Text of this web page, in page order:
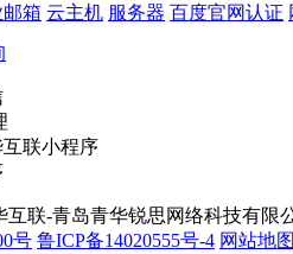
箱 云主机 服务器 百度官网认证
互联-青岛青华锐思网络科技有限
号 鲁ICP备14020555号-4 网站地图